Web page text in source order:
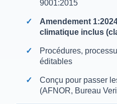
9001:2015
Amendement
climatique inclus
Procédures,
éditables
Conçu pour passer
(AFNOR, Bureau